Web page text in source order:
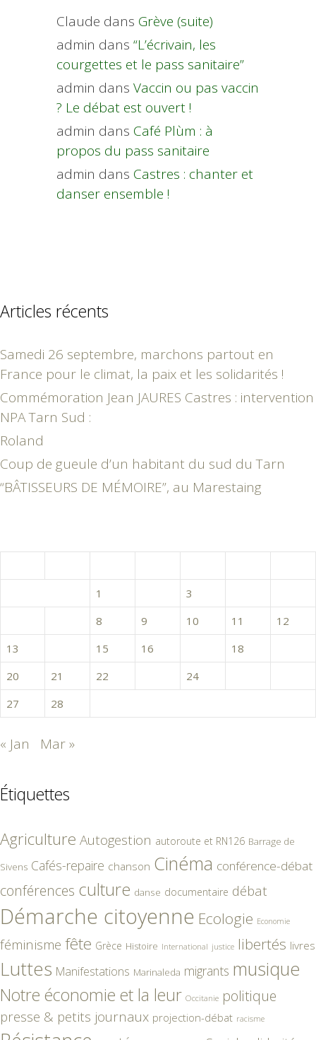
Claude dans Grève (suite)
admin dans “L’écrivain, les
courgettes et le pass sanitaire”
admin dans Vaccin ou pas vaccin
? Le débat est ouvert !
admin dans Café Plùm : à
propos du pass sanitaire
admin dans Castres : chanter et
danser ensemble !
Articles récents
Samedi 26 septembre, marchons partout en
France pour le climat, la paix et les solidarités !
Commémoration Jean JAURES Castres : intervention
NPA Tarn Sud :
Roland
Coup de gueule d’un habitant du sud du Tarn
“BÂTISSEURS DE MÉMOIRE”, au Marestaing
1
3
8 9 10 11
12
13
15 16 18
20
21 22 24
27
28
« Jan Mar »
Étiquettes
Agriculture Autogestion autoroute et RN126 Barrage de
Sivens Cafés-repaire chanson Cinéma conférence-débat
conférences culture danse documentaire débat
Démarche citoyenne Ecologie Economie
féminisme fête Grèce Histoire International justice libertés livres
Luttes Manifestations Marinaleda migrants musique
Notre économie et la leur Occitanie politique
presse & petits journaux projection-débat racisme